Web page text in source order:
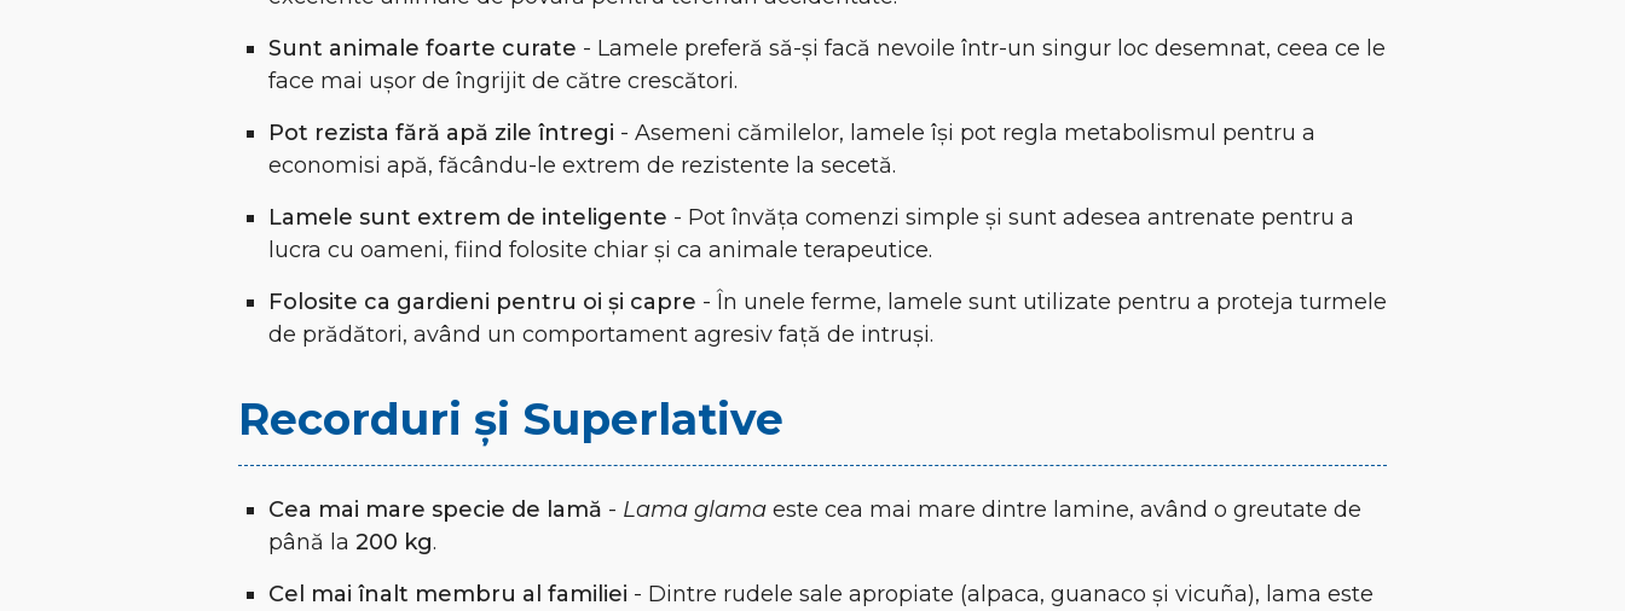
Sunt animale foarte curate - Lamele preferă să-și facă nevoile într-un singur loc desemnat, ceea ce le
face mai ușor de îngrijit de către crescători.
Pot rezista fără apă zile întregi - Asemeni cămilelor, lamele își pot regla metabolismul pentru a
economisi apă, făcându-le extrem de rezistente la secetă.
Lamele sunt extrem de inteligente - Pot învăța comenzi simple și sunt adesea antrenate pentru a
lucra cu oameni, fiind folosite chiar și ca animale terapeutice.
Folosite ca gardieni pentru oi și capre - În unele ferme, lamele sunt utilizate pentru a proteja turmele
de prădători, având un comportament agresiv față de intruși.
Recorduri și Superlative
Cea mai mare specie de lamă - Lama glama este cea mai mare dintre lamine, având o greutate de
până la 200 kg.
Cel mai înalt membru al familiei - Dintre rudele sale apropiate (alpaca, guanaco și vicuña), lama este